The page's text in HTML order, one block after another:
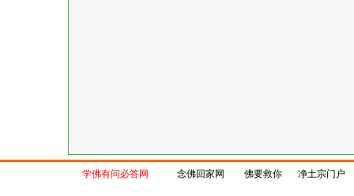
学佛有问必答网 念佛回家网 佛要救你 净土宗门户